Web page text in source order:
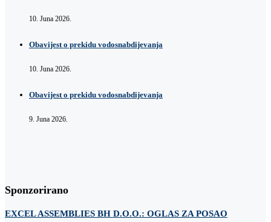
10. Juna 2026.
Obavijest o prekidu vodosnabdijevanja
10. Juna 2026.
Obavijest o prekidu vodosnabdijevanja
9. Juna 2026.
Sponzorirano
EXCEL ASSEMBLIES BH D.O.O.: OGLAS ZA POSAO